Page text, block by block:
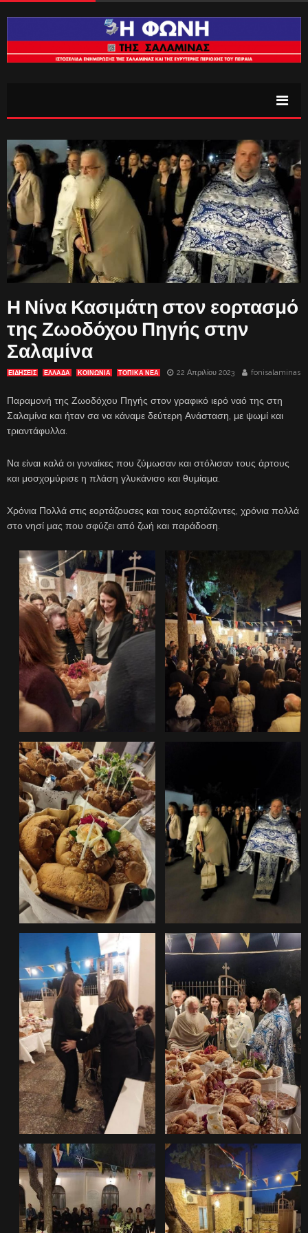
Η Νίνα Κασιμάτη στον εορτασμό
της Ζωοδόχου Πηγής στην
Σαλαμίνα
ΕΙΔΗΣΕΙΣ ΕΛΛΑΔΑ ΚΟΙΝΩΝΙΑ ΤΟΠΙΚΑ ΝΕΑ 22 Απριλίου 2023 fonisalaminas
Παραμονή της Ζωοδόχου Πηγής στον γραφικό ιερό ναό της στη
Σαλαμίνα και ήταν σα να κάναμε δεύτερη Ανάσταση, με ψωμί και
τριαντάφυλλα.
Να είναι καλά οι γυναίκες που ζύμωσαν και στόλισαν τους άρτους
και μοσχομύρισε η πλάση γλυκάνισο και θυμίαμα.
Χρόνια Πολλά στις εορτάζουσες και τους εορτάζοντες, χρόνια πολλά
στο νησί μας που σφύζει από ζωή και παράδοση.